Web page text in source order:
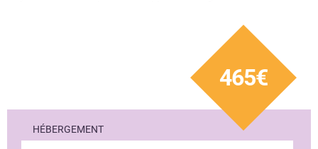
465€
HÉBERGEMENT